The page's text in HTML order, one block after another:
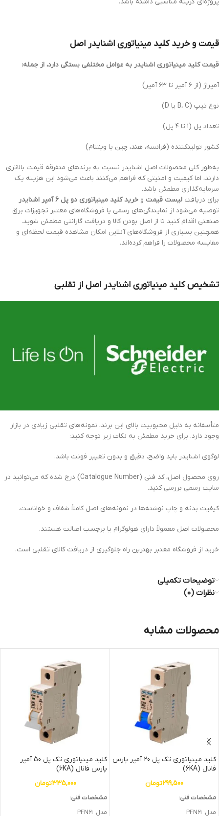
قیمت و خرید کلید مینیاتوری اشنایدر اصل
قیمت کلید مینیاتوری اشنایدر به عوامل مختلفی بستگی دارد، از جمله:
آمپراژ (از ۶ آمپر تا ۶۳ آمپر)
نوع تیپ (B، C یا D)
تعداد پل (۱ تا ۴ پل)
کشور تولیدکننده (فرانسه، هند، چین یا ویتنام)
به‌طور کلی محصولات اصل اشنایدر نسبت به برندهای متفرقه قیمت بالاتری
دارند، اما کیفیت و امنیتی که فراهم می‌کنند باعث می‌شود این هزینه یک
سرمایه‌گذاری مطمئن باشد.
برای دریافت لیست قیمت و خرید کلید مینیاتوری دو پل 6 آمپر اشنایدر
توصیه می‌شود از نمایندگی‌های رسمی یا فروشگاه‌های معتبر تجهیزات برق
صنعتی اقدام کنید تا از اصل بودن کالا و دریافت گارانتی مطمئن شوید.
همچنین بسیاری از فروشگاه‌های آنلاین امکان مشاهده قیمت لحظه‌ای و
مقایسه محصولات را فراهم کرده‌اند.
تشخیص کلید مینیاتوری اشنایدر اصل از تقلبی
متأسفانه به دلیل محبوبیت بالای این برند، نمونه‌های تقلبی زیادی در بازار
وجود دارد. برای خرید مطمئن به نکات زیر توجه کنید:
لوگوی اشنایدر باید واضح، دقیق و بدون تغییر فونت باشد.
روی محصول اصل، کد فنی (Catalogue Number) درج شده که می‌توانید در
سایت رسمی بررسی کنید.
کیفیت بدنه و چاپ نوشته‌ها در نمونه‌های اصل کاملاً شفاف و خواناست.
محصولات اصل معمولاً دارای هولوگرام یا برچسب اصالت هستند.
خرید از فروشگاه معتبر بهترین راه جلوگیری از دریافت کالای تقلبی است.
توضیحات تکمیلی
نظرات (0)
محصولات مشابه
کلید مینیاتوری تک پل 20 آمپر پارس
فانال (6KA)
299,500تومان
مشخصات فنی:
مدل: PFN61
کلید مینیاتوری تک پل 50 آمپر
پارس فانال (6KA)
335,000تومان
مشخصات فنی:
مدل: PFN61